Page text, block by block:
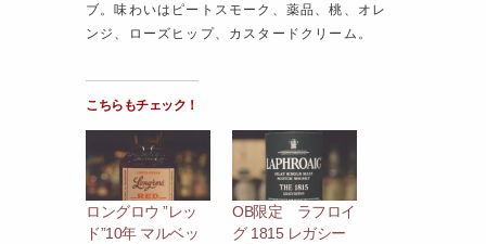
ブ。味わいはピートスモーク、薬品、桃、オレ
ンジ、ローズヒップ、カスタードクリーム。
こちらもチェック！
ロングロウ ”レッ
ド”10年 マルベッ
OB限定 ラフロイ
グ 1815 レガシー